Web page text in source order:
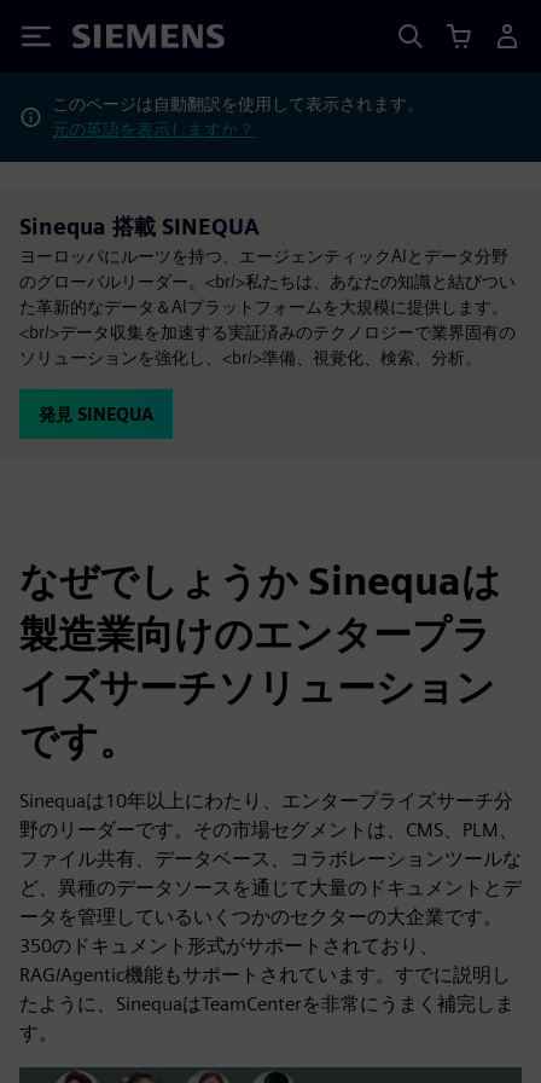
Siemens
このページは自動翻訳を使用して表示されます。
元の英語を表示しますか？
Sinequa 搭載 SINEQUA
ヨーロッパにルーツを持つ、エージェンティックAIとデータ分野
のグローバルリーダー。<br/>私たちは、あなたの知識と結びつい
た革新的なデータ＆AIプラットフォームを大規模に提供します。
<br/>データ収集を加速する実証済みのテクノロジーで業界固有の
ソリューションを強化し、<br/>準備、視覚化、検索、分析。
発見 SINEQUA
なぜでしょうか Sinequaは
製造業向けのエンタープラ
イズサーチソリューション
です。
Sinequaは10年以上にわたり、エンタープライズサーチ分
野のリーダーです。その市場セグメントは、CMS、PLM、
ファイル共有、データベース、コラボレーションツールな
ど、異種のデータソースを通じて大量のドキュメントとデ
ータを管理しているいくつかのセクターの大企業です。
350のドキュメント形式がサポートされており、
RAG/Agentic機能もサポートされています。すでに説明し
たように、SinequaはTeamCenterを非常にうまく補完しま
す。